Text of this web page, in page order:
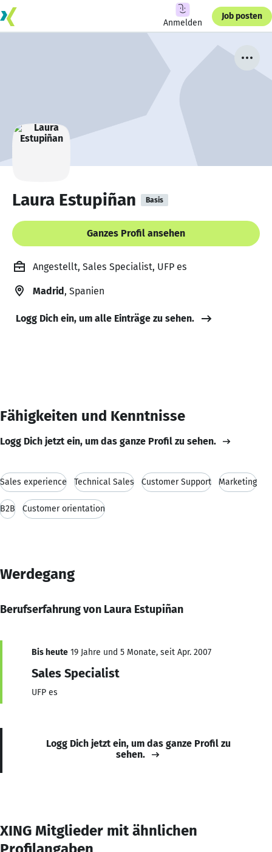
Anmelden
Job posten
Laura Estupiñan Basis
Ganzes Profil ansehen
Angestellt, Sales Specialist, UFP es
Madrid, Spanien
Logg Dich ein, um alle Einträge zu sehen.
Fähigkeiten und Kenntnisse
Logg Dich jetzt ein, um das ganze Profil zu sehen.
Sales experience Technical Sales Customer Support Marketing
B2B Customer orientation
Werdegang
Berufserfahrung von Laura Estupiñan
Bis heute 19 Jahre und 5 Monate, seit Apr. 2007
Sales Specialist
UFP es
Logg Dich jetzt ein, um das ganze Profil zu
sehen.
XING Mitglieder mit ähnlichen